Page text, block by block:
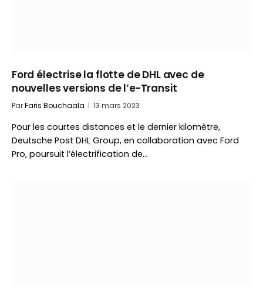
Ford électrise la flotte de DHL avec de
nouvelles versions de l’e-Transit
ParFaris Bouchaala 13 mars 2023
Pour les courtes distances et le dernier kilomètre,
Deutsche Post DHL Group, en collaboration avec Ford
Pro, poursuit l’électrification de…